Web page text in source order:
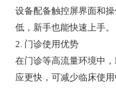
设备配备触控屏界面和
低，新手也能快速上手。
2. 门诊使用优势
在门诊等高流量环境中
应更快，可减少临床使